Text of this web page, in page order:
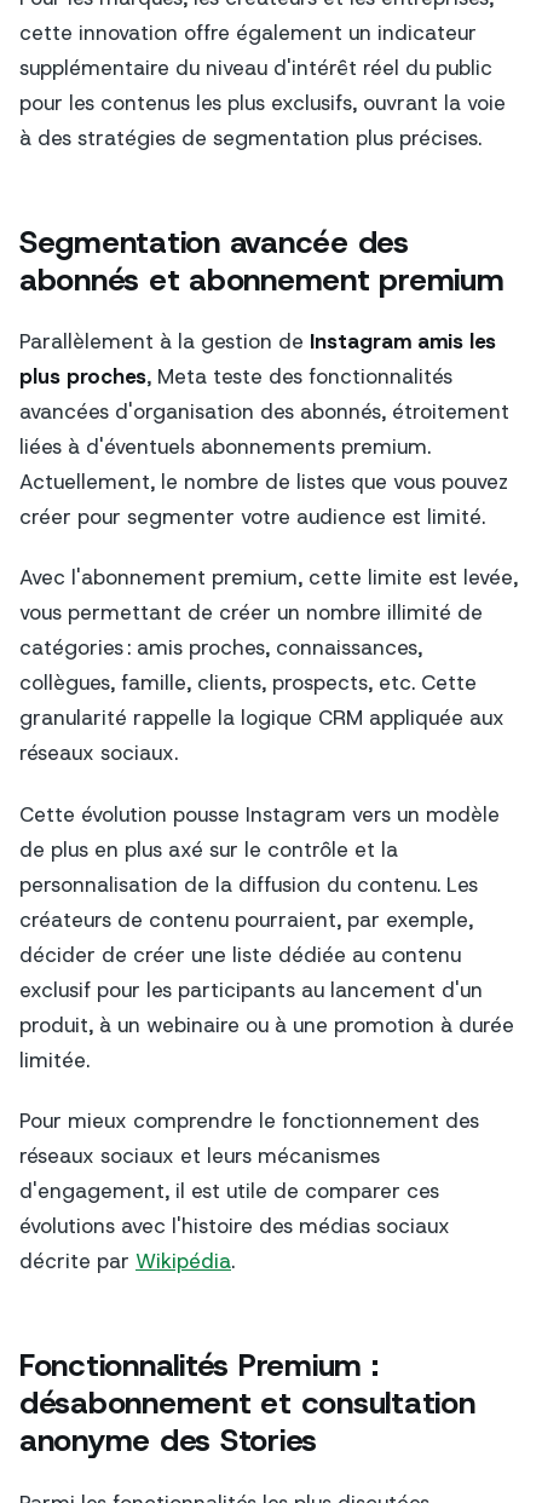
cette innovation offre également un indicateur
supplémentaire du niveau d'intérêt réel du public
pour les contenus les plus exclusifs, ouvrant la voie
à des stratégies de segmentation plus précises.
Segmentation avancée des
abonnés et abonnement premium
Parallèlement à la gestion de Instagram amis les
plus proches, Meta teste des fonctionnalités
avancées d'organisation des abonnés, étroitement
liées à d'éventuels abonnements premium.
Actuellement, le nombre de listes que vous pouvez
créer pour segmenter votre audience est limité.
Avec l'abonnement premium, cette limite est levée,
vous permettant de créer un nombre illimité de
catégories : amis proches, connaissances,
collègues, famille, clients, prospects, etc. Cette
granularité rappelle la logique CRM appliquée aux
réseaux sociaux.
Cette évolution pousse Instagram vers un modèle
de plus en plus axé sur le contrôle et la
personnalisation de la diffusion du contenu. Les
créateurs de contenu pourraient, par exemple,
décider de créer une liste dédiée au contenu
exclusif pour les participants au lancement d'un
produit, à un webinaire ou à une promotion à durée
limitée.
Pour mieux comprendre le fonctionnement des
réseaux sociaux et leurs mécanismes
d'engagement, il est utile de comparer ces
évolutions avec l'histoire des médias sociaux
décrite par Wikipédia.
Fonctionnalités Premium :
désabonnement et consultation
anonyme des Stories